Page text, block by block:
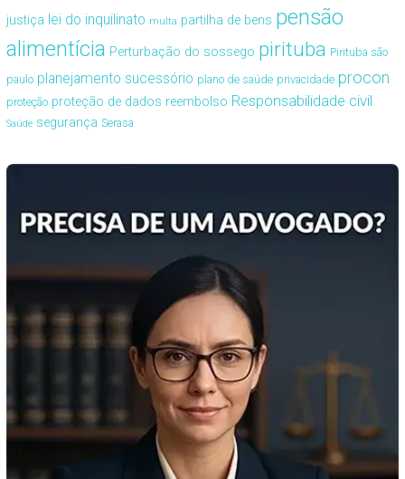
justiça lei do inquilinato multa partilha de bens pensão
alimentícia Perturbação do sossego pirituba Pirituba são
paulo planejamento sucessório plano de saúde privacidade procon
proteção proteção de dados reembolso Responsabilidade civil
Saúde segurança Serasa